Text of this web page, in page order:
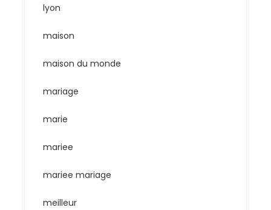
lyon
maison
maison du monde
mariage
marie
mariee
mariee mariage
meilleur